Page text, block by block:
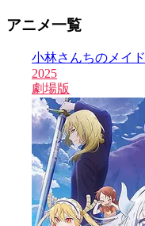
アニメ一覧
小林さんちのメイ
2025
劇場版